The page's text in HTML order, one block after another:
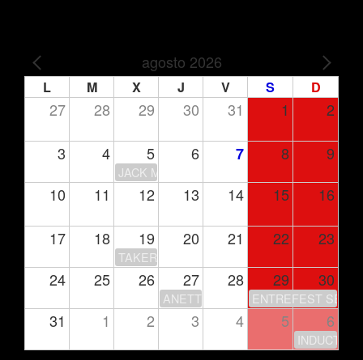
agosto 2026 NEXT
L M X J V S D
27 28 29 30 31 1 2
3 4 5 6 7 8 9
JACK MOORE
10 11 12 13 14 15 16
17 18 19 20 21 22 23
TAKERU’S CLUB HOUSE
24 25 26 27 28 29 30
ANETTE OLZON ENTREFEST
31 1 2 3 4 5 6
INDUCTION